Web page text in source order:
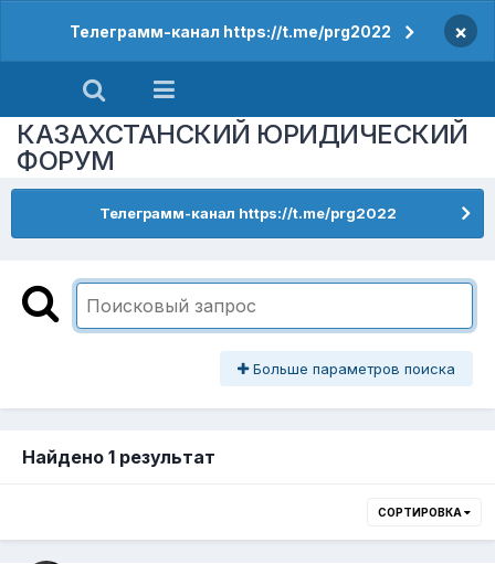
Телеграмм-канал https://t.me/prg2022 ×
КАЗАХСТАНСКИЙ ЮРИДИЧЕСКИЙ
ФОРУМ
Телеграмм-канал https://t.me/prg2022
Больше параметров поиска
Найдено 1 результат
СОРТИРОВКА